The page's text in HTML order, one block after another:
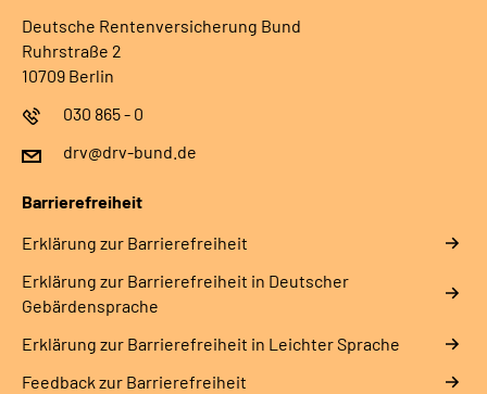
Deutsche Rentenversicherung Bund
Ruhrstraße 2
10709 Berlin
030 865 - 0
drv@drv-bund.de
Barrierefreiheit
Erklärung zur Barrierefreiheit
Erklärung zur Barrierefreiheit in Deutscher
Gebärdensprache
Erklärung zur Barrierefreiheit in Leichter Sprache
Feedback zur Barrierefreiheit